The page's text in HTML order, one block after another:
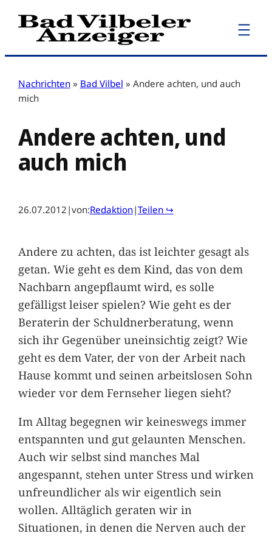
Zum
Inhalt
Nachrichten » Bad Vilbel » Andere achten, und auch
mich
Andere achten, und
auch mich
26.07.2012 |von:Redaktion|Teilen ↪
Andere zu achten, das ist leichter gesagt als
getan. Wie geht es dem Kind, das von dem
Nachbarn angepflaumt wird, es solle
gefälligst leiser spielen? Wie geht es der
Beraterin der Schuldnerberatung, wenn
sich ihr Gegenüber uneinsichtig zeigt? Wie
geht es dem Vater, der von der Arbeit nach
Hause kommt und seinen arbeitslosen Sohn
wieder vor dem Fernseher liegen sieht?
Im Alltag begegnen wir keineswegs immer
entspannten und gut gelaunten Menschen.
Auch wir selbst sind manches Mal
angespannt, stehen unter Stress und wirken
unfreundlicher als wir eigentlich sein
wollen. Alltäglich geraten wir in
Situationen, in denen die Nerven auch der